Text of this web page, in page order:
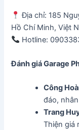
Địa chỉ: 185
Hồ Chí Minh, Việt
Hotline:
Đánh giá Garage
Công
đáo,
Trang
Thiện giá